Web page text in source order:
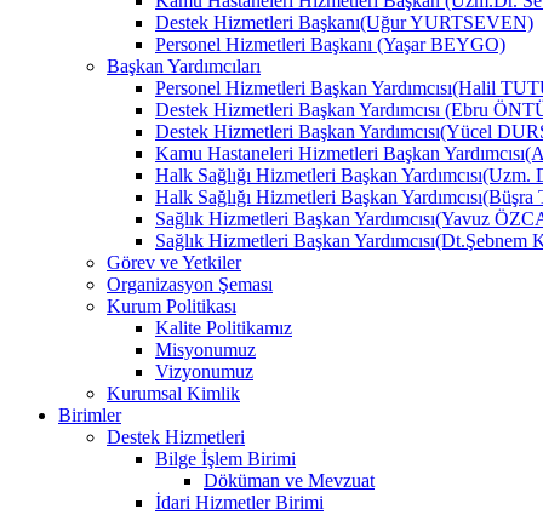
Destek Hizmetleri Başkanı(Uğur YURTSEVEN)
Personel Hizmetleri Başkanı (Yaşar BEYGO)
Başkan Yardımcıları
Personel Hizmetleri Başkan Yardımcısı(Halil
Destek Hizmetleri Başkan Yardımcısı (Ebru
Destek Hizmetleri Başkan Yardımcısı(Yücel
Kamu Hastaneleri Hizmetleri Başkan
Halk Sağlığı Hizmetleri Başkan
Halk Sağlığı Hizmetleri Başkan
Sağlık Hizmetleri Başkan Yardımcısı(Yavuz
Sağlık Hizmetleri Başkan
Görev ve Yetkiler
Organizasyon Şeması
Kurum Politikası
Kalite Politikamız
Misyonumuz
Vizyonumuz
Kurumsal Kimlik
Birimler
Destek Hizmetleri
Bilge İşlem Birimi
Döküman ve Mevzuat
İdari Hizmetler Birimi